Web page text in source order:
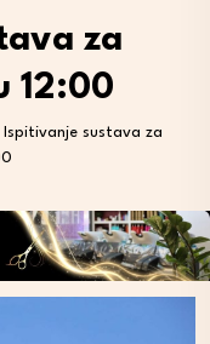
za
12:00
Ispitivanje sustava za